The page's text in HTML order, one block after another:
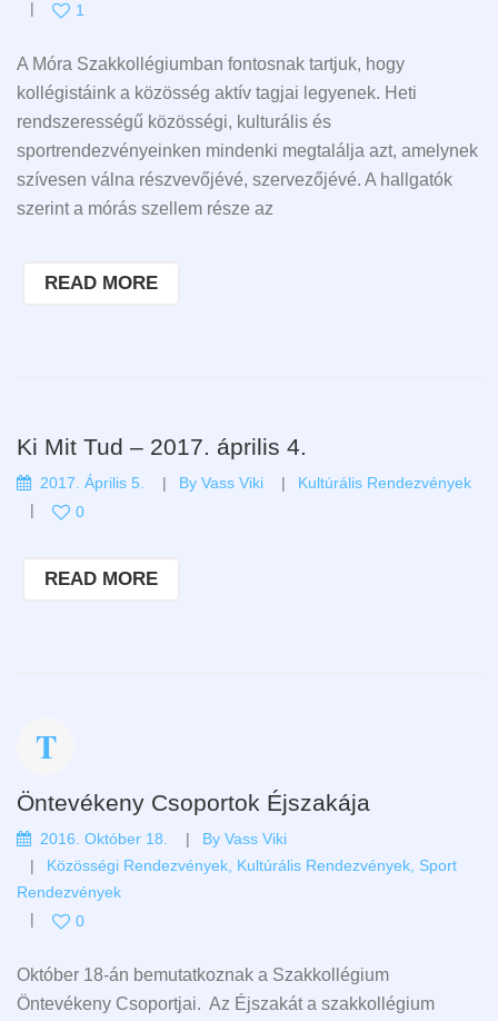
1
A Móra Szakkollégiumban fontosnak tartjuk, hogy
kollégistáink a közösség aktív tagjai legyenek. Heti
rendszerességű közösségi, kulturális és
sportrendezvényeinken mindenki megtalálja azt, amelynek
szívesen válna részvevőjévé, szervezőjévé. A hallgatók
szerint a mórás szellem része az
READ MORE
Ki Mit Tud – 2017. április 4.
2017. Április 5. By Vass Viki
Kultúrális Rendezvények
0
READ MORE
Öntevékeny Csoportok Éjszakája
2016. Október 18. By Vass Viki
Közösségi Rendezvények Kultúrális Rendezvények Sport
Rendezvények
0
Október 18-án bemutatkoznak a Szakkollégium
Öntevékeny Csoportjai. Az Éjszakát a szakkollégium